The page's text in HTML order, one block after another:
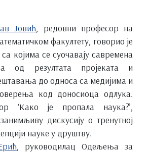
Јовић , редовни професор на
факултету, говорио је
којима се суочавају савремена
од резултата пројеката и
до односа са медијима и
код доносиоца одлука.
‘Како је пропала наука?’,
дискусију о тренутној
науке у друштву.
, руководилац Одељења за